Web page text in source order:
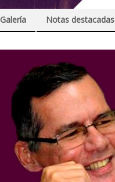
Galería Notas destacadas